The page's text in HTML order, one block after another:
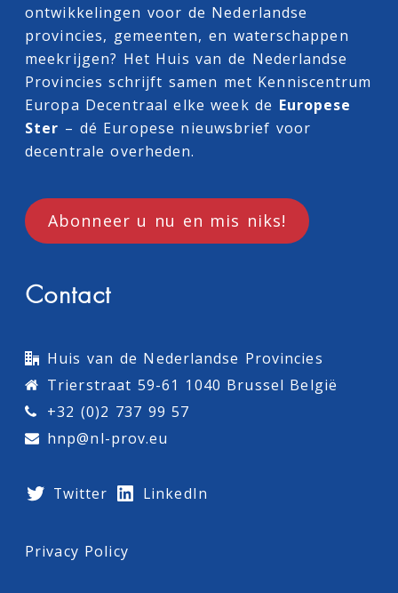
ontwikkelingen voor de Nederlandse
provincies, gemeenten, en waterschappen
meekrijgen? Het Huis van de Nederlandse
Provincies schrijft samen met Kenniscentrum
Europa Decentraal elke week de Europese
Ster – dé Europese nieuwsbrief voor
decentrale overheden.
Abonneer u nu en mis niks!
Contact
Huis van de Nederlandse Provincies
Trierstraat 59-61 1040 Brussel België
+32 (0)2 737 99 57
hnp@nl-prov.eu
Twitter LinkedIn
Privacy Policy